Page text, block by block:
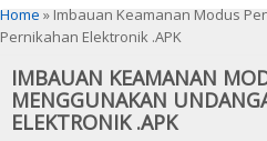
You are here
Home » Imbauan Keamanan Modus
Pernikahan Elektronik .APK
IMBAUAN KEAMANAN
MENGGUNAKAN
ELEKTRONIK .APK